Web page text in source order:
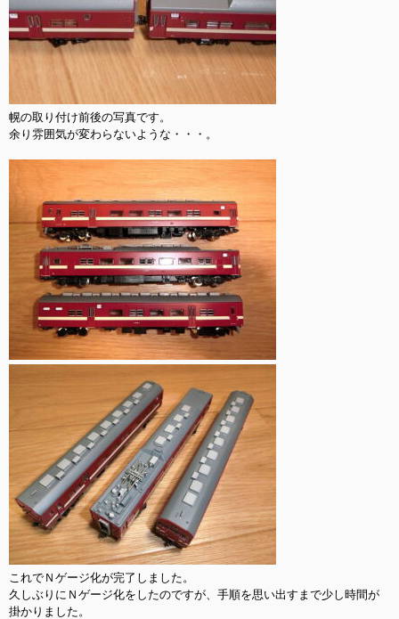
幌の取り付け前後の写真です。
余り雰囲気が変わらないような・・・。
これでＮゲージ化が完了しました。
久しぶりにＮゲージ化をしたのですが、手順を思い出すまで少し時間が
掛かりました。